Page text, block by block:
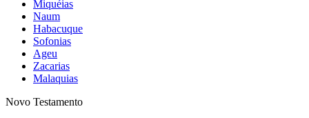
Miquéias
Naum
Habacuque
Sofonias
Ageu
Zacarias
Malaquias
Novo Testamento